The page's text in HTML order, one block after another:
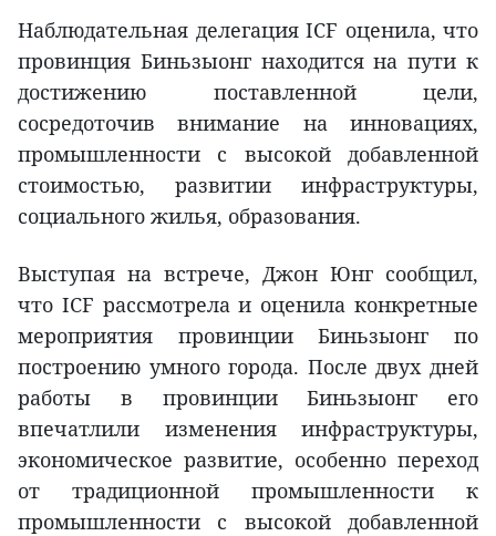
Наблюдательная делегация ICF оценила, что
провинция Биньзыонг находится на пути к
достижению поставленной цели,
сосредоточив внимание на инновациях,
промышленности с высокой добавленной
стоимостью, развитии инфраструктуры,
социального жилья, образования.
Выступая на встрече, Джон Юнг сообщил,
что ICF рассмотрела и оценила конкретные
мероприятия провинции Биньзыонг по
построению умного города. После двух дней
работы в провинции Биньзыонг его
впечатлили изменения инфраструктуры,
экономическое развитие, особенно переход
от традиционной промышленности к
промышленности с высокой добавленной